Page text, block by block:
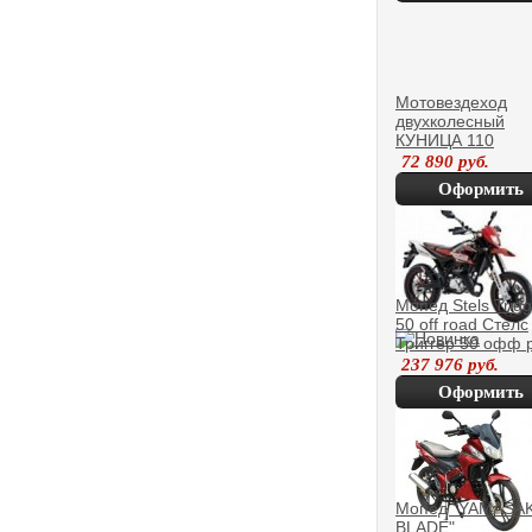
Мотовездеход
двухколесный
КУНИЦА 110
COMFORT
2013 года
72 890 руб.
Оформить
покупку
Мопед Stels
50 off road Стелс
Триггер 50 офф
237 976 руб.
Оформить
покупку
Мопед
BLADE"